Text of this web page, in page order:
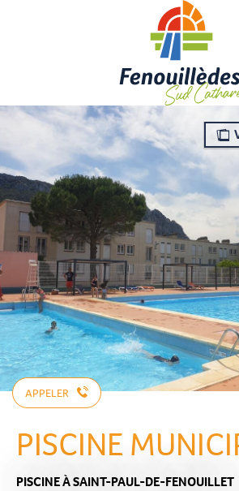
APPELER
PISCINE
PISCINEÀ SAINT-PAUL-DE-FENOUILLET